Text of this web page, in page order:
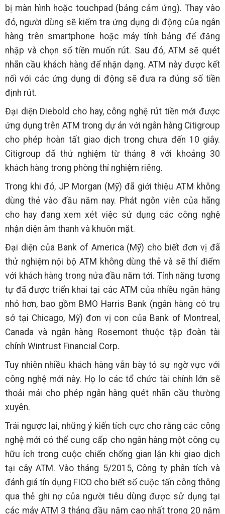
bị màn hình hoặc touchpad (bảng cảm ứng). Thay vào
đó, người dùng sẽ kiểm tra ứng dụng di động của ngân
hàng trên smartphone hoặc máy tính bảng để đăng
nhập và chọn số tiền muốn rút. Sau đó, ATM sẽ quét
nhãn cầu khách hàng để nhận dạng. ATM này được kết
nối với các ứng dụng di động sẽ đưa ra đúng số tiền
định rút.
Đại diện Diebold cho hay, công nghệ rút tiền mới được
ứng dụng trên ATM trong dự án với ngân hàng Citigroup
cho phép hoàn tất giao dịch trong chưa đến 10 giây.
Citigroup đã thử nghiệm từ tháng 8 với khoảng 30
khách hàng trong phòng thí nghiệm riêng.
Trong khi đó, JP Morgan (Mỹ) đã giới thiệu ATM không
dùng thẻ vào đầu năm nay. Phát ngôn viên của hãng
cho hay đang xem xét việc sử dụng các công nghệ
nhận diện âm thanh và khuôn mặt.
Đại diện của Bank of America (Mỹ) cho biết đơn vị đã
thử nghiệm nội bộ ATM không dùng thẻ và sẽ thí điểm
với khách hàng trong nửa đầu năm tới. Tính năng tương
tự đã được triển khai tại các ATM của nhiều ngân hàng
nhỏ hơn, bao gồm BMO Harris Bank (ngân hàng có trụ
sở tại Chicago, Mỹ) đơn vị con của Bank of Montreal,
Canada và ngân hàng Rosemont thuộc tập đoàn tài
chính Wintrust Financial Corp.
Tuy nhiên nhiều khách hàng vẫn bày tỏ sự ngờ vực với
công nghệ mới này. Họ lo các tổ chức tài chính lớn sẽ
thoải mái cho phép ngân hàng quét nhãn cầu thường
xuyên.
Trái ngược lại, những ý kiến tích cực cho rằng các công
nghệ mới có thể cung cấp cho ngân hàng một công cụ
hữu ích trong cuộc chiến chống gian lận khi giao dịch
tại cây ATM. Vào tháng 5/2015, Công ty phân tích và
đánh giá tín dụng FICO cho biết số cuộc tấn công thông
qua thẻ ghi nợ của người tiêu dùng được sử dụng tại
các máy ATM 3 tháng đầu năm cao nhất trong 20 năm